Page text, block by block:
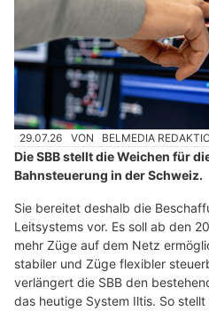
29.07.26 VON BELMEDIA
Die SBB stellt die Weichen für
Bahnsteuerung in der Schweiz.
Sie bereitet deshalb die
Leitsystems vor. Es soll ab den
mehr Züge auf dem Netz
stabiler und Züge flexibler
verlängert die SBB den
das heutige System Iltis. So